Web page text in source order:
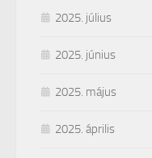
2025. július
2025. június
2025. május
2025. április